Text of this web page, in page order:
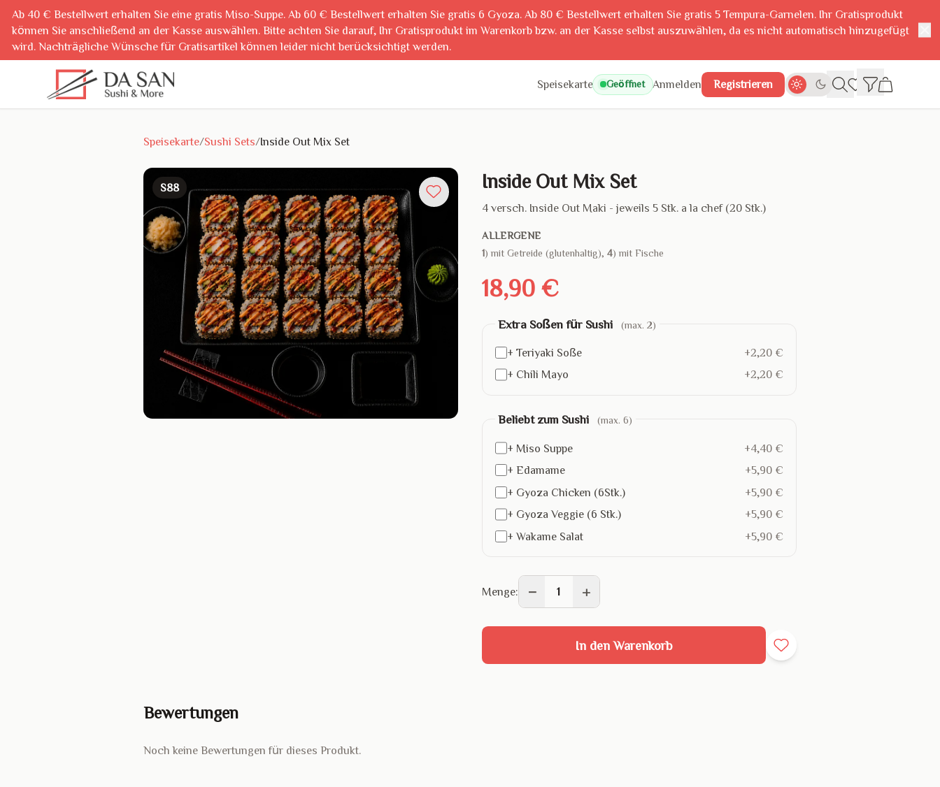
Ab 40 € Bestellwert erhalten Sie eine gratis Miso-Suppe. Ab 60 € Bestellwert erhalten Sie gratis 6 Gyoza. Ab 80 € Bestellwert erhalten Sie gratis 5 Tempura-Garnelen. Ihr Gratisprodukt
können Sie anschließend an der Kasse auswählen. Bitte achten Sie darauf, Ihr Gratisprodukt im Warenkorb bzw. an der Kasse selbst auszuwählen, da es nicht automatisch hinzugefügt
wird. Nachträgliche Wünsche für Gratisartikel können leider nicht berücksichtigt werden.
Speisekarte Geöffnet Anmelden Registrieren
Speisekarte/Sushi Sets/Inside Out Mix Set
S88 Inside Out Mix Set
4 versch. Inside Out Maki - jeweils 5 Stk. a la chef (20 Stk.)
ALLERGENE
1) mit Getreide (glutenhaltig),4) mit Fische
18,90 €
Extra Soßen für Sushi (max. 2)
+ Teriyaki Soße
+2,20 €
+ Chili Mayo
+2,20 €
Beliebt zum Sushi (max. 6)
+ Miso Suppe
+4,40 €
+ Edamame
+5,90 €
+ Gyoza Chicken (6Stk.)
+5,90 €
+ Gyoza Veggie (6 Stk.)
+5,90 €
+ Wakame Salat
+5,90 €
Menge: − 1 +
In den Warenkorb
Bewertungen
Noch keine Bewertungen für dieses Produkt.